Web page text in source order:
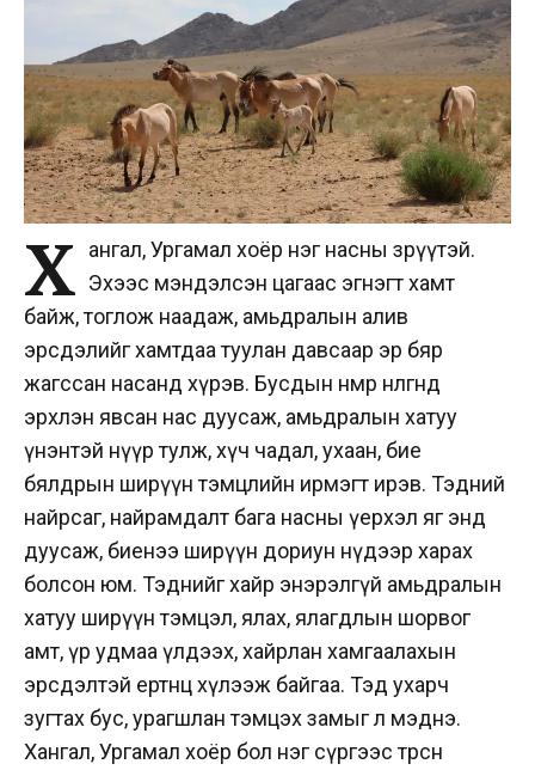
Х ангал, Ургамал хоёр нэг насны зөрүүтэй.
Эхээс мэндэлсэн цагаас эгнэгт хамт
байж, тоглож наадаж, амьдралын алив
эрсдэлийг хамтдаа туулан давсаар эр бяр
жагссан насанд хүрэв. Бусдын нөмөр нөөлгөнд
эрхлэн явсан нас дуусаж, амьдралын хатуу
үнэнтэй нүүр тулж, хүч чадал, ухаан, бие
бялдрын ширүүн тэмцлийн ирмэгт ирэв. Тэдний
найрсаг, найрамдалт бага насны үерхэл яг энд
дуусаж, биенээ ширүүн дориун нүдээр харах
болсон юм. Тэднийг хайр энэрэлгүй амьдралын
хатуу ширүүн тэмцэл, ялах, ялагдлын шорвог
амт, үр удмаа үлдээх, хайрлан хамгаалахын
эрсдэлтэй ертөнц хүлээж байгаа. Тэд ухарч
зугтах бус, урагшлан тэмцэх замыг л мэднэ.
Хангал, Ургамал хоёр бол нэг сүргээс төрсөн